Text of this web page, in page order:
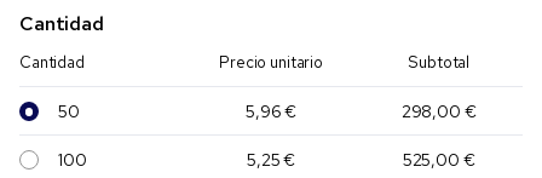
Cantidad
Cantidad Precio unitario Subtotal
50 5,96 € 298,00 €
100 5,25 € 525,00 €